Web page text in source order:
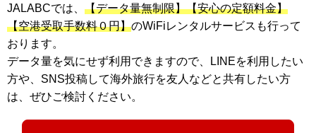
JALABCでは、 【データ量無制限】【安心の定額料金】
【空港受取手数料０円】のWiFiレンタルサービスも行って
おります。
データ量を気にせず利用できますので、LINEを利用したい
方や、SNS投稿して海外旅行を友人などと共有したい方
は、ぜひご検討ください。